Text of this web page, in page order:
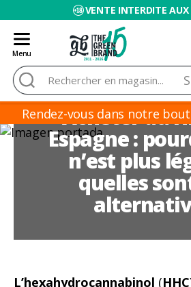
VENTE INTERDITE AUX
Menu
Blog
de
Grow
Barato
Rechercher :
Rendez-vous dans notre
Acheter du
Espagne :
n’est plus
quelles
L’hexahydrocannabinol (HHC